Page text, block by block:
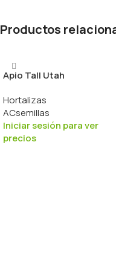
Productos
Apio Tall Utah
Hortalizas
ACsemillas
Iniciar sesión para ver
precios